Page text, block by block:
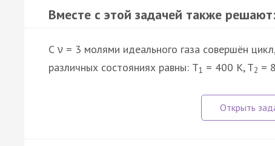
Вместе с этой задачей также решают:
С ν = 3 молями идеального газа совершён
различных состояниях равны: T1 = 400 K, T2 =